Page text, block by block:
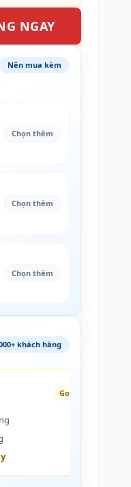
NGAY
Nên mua kèm
Chọn thêm
Chọn thêm
Chọn thêm
khách hàng
Gold